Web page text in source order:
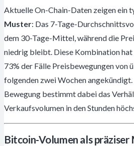
Aktuelle On-Chain-Daten zeigen ein
Muster: Das 7-Tage-
dem 30-Tage-Mittel, während die
niedrig bleibt. Diese Kombination hat
73% der Fälle Preisbewegungen von
folgenden zwei Wochen
Bewegung bestimmt dabei das
Verkaufsvolumen in den Stunden
Bitcoin-Volumen als